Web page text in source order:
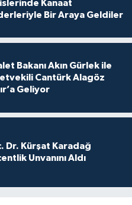
Kanaat
Bir Araya Geldiler
Bakanı Akın Gürlek ile
Cantürk Alagöz
Geliyor
Dr. Kürşat Karadağ
Unvanını Aldı